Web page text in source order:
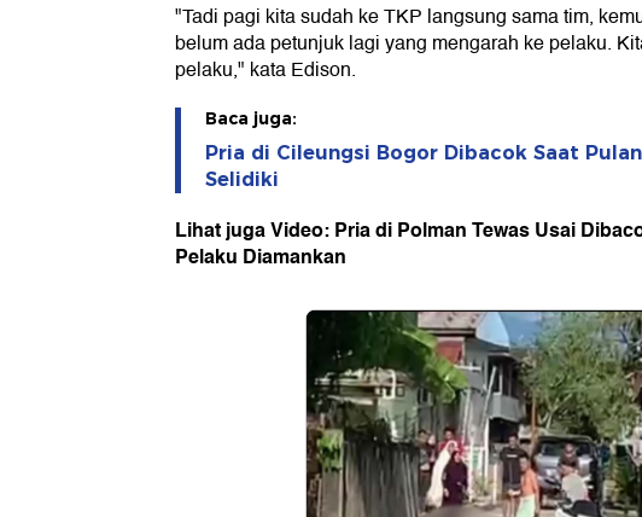
"Tadi pagi kita sudah ke TKP langsung sama tim,
belum ada petunjuk lagi yang mengarah ke pelaku.
pelaku," kata Edison.
Baca juga:
Pria di Cileungsi Bogor Dibacok Saat
Selidiki
Lihat juga Video: Pria di Polman Tewas Usai
Pelaku Diamankan